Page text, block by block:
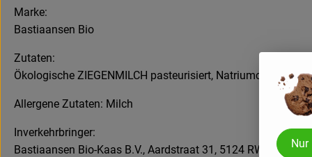
Marke:
Bastiaansen Bio
Zutaten:
Ökologische ZIEGENMILCH pasteurisiert, Natriumchlorid
Allergene Zutaten: Milch
Inverkehrbringer:
Bastiaansen Bio-Kaas B.V., Aardstraat 31, 5124 RW
Nur